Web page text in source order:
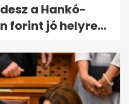
a Hankó-
forint jó helyre...